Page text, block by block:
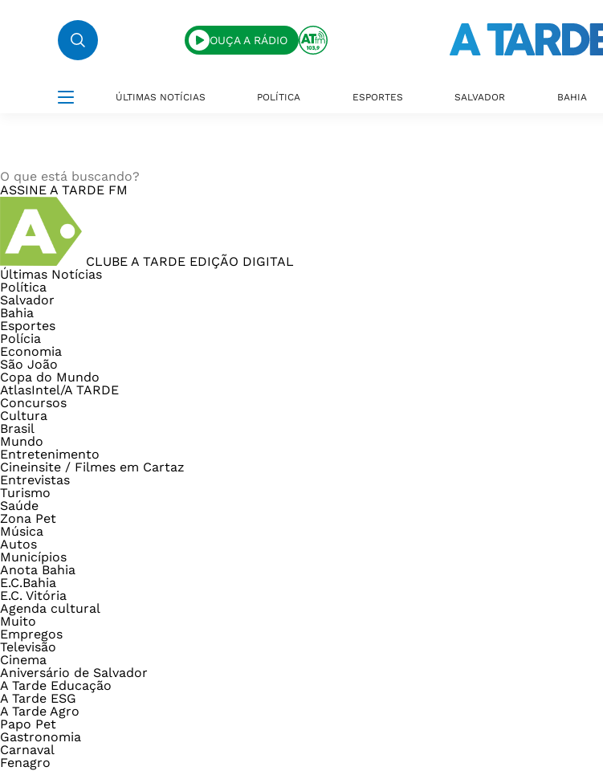
OUÇA A RÁDIO
ÚLTIMAS NOTÍCIAS POLÍTICA ESPORTES SALVADOR BAHIA
ASSINE A TARDE FM
CLUBE A TARDE EDIÇÃO DIGITAL
Últimas Notícias
Política
Salvador
Bahia
Esportes
Polícia
Economia
São João
Copa do Mundo
AtlasIntel/A TARDE
Concursos
Cultura
Brasil
Mundo
Entretenimento
Cineinsite / Filmes em Cartaz
Entrevistas
Turismo
Saúde
Zona Pet
Música
Autos
Municípios
Anota Bahia
E.C.Bahia
E.C. Vitória
Agenda cultural
Muito
Empregos
Televisão
Cinema
Aniversário de Salvador
A Tarde Educação
A Tarde ESG
A Tarde Agro
Papo Pet
Gastronomia
Carnaval
Fenagro